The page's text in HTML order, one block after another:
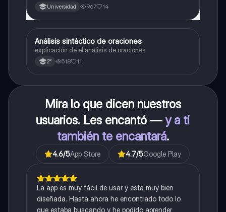
Universidad 967 14
Lengua
Análisis sintáctico de oraciones
explicación de el análisis de oraciones
2° 518 11
Mira lo que dicen nuestros
usuarios. Les encantó —y a ti
también te encantará.
4.6/5App Store 4.7/5Google Play
La app es muy fácil de usar y está muy bien
diseñada. Hasta ahora he encontrado todo lo
que estaba buscando y he podido aprender